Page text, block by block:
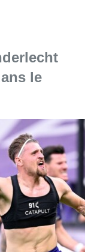
Pro League :
de
être